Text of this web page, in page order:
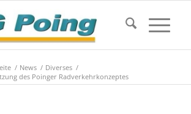
/ News / Diverses /
des Poinger Radverkehrkonzeptes